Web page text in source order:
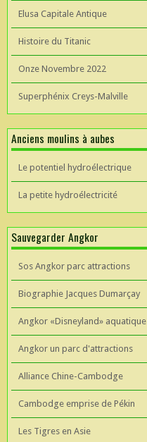
Elusa Capitale Antique
Histoire du Titanic
Onze Novembre 2022
Superphénix Creys-Malville
Anciens moulins à aubes
Le potentiel hydroélectrique
La petite hydroélectricité
Sauvegarder Angkor
Sos Angkor parc attractions
Biographie Jacques Dumarçay
Angkor «Disneyland» aquatique
Angkor un parc d'attractions
Alliance Chine-Cambodge
Cambodge emprise de Pékin
Les Tigres en Asie